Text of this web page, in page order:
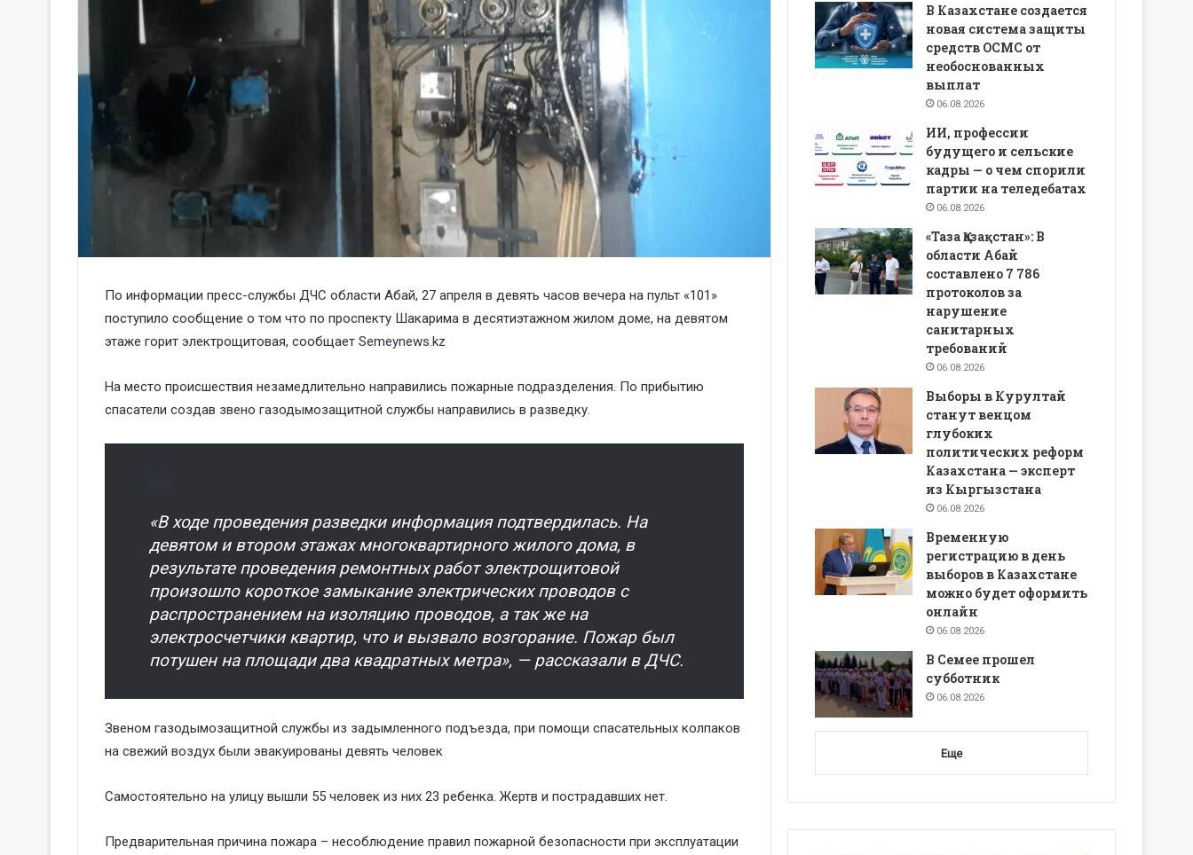
По информации пресс-службы ДЧС области Абай, 27 апреля в девять часов вечера на пульт «101»
поступило сообщение о том что по проспекту Шакарима в десятиэтажном жилом доме, на девятом
этаже горит электрощитовая, сообщает Semeynews.kz
На место происшествия незамедлительно направились пожарные подразделения. По прибытию
спасатели создав звено газодымозащитной службы направились в разведку.
«В ходе проведения разведки информация подтвердилась. На
девятом и втором этажах многоквартирного жилого дома, в
результате проведения ремонтных работ электрощитовой
произошло короткое замыкание электрических проводов с
распространением на изоляцию проводов, а так же на
электросчетчики квартир, что и вызвало возгорание. Пожар был
потушен на площади два квадратных метра», — рассказали в ДЧС.
Звеном газодымозащитной службы из задымленного подъезда, при помощи спасательных колпаков
на свежий воздух были эвакуированы девять человек
Самостоятельно на улицу вышли 55 человек из них 23 ребенка. Жертв и пострадавших нет.
Предварительная причина пожара – несоблюдение правил пожарной безопасности при эксплуатации
В Казахстане создается
новая система защиты
средств ОСМС от
необоснованных
выплат
06.08.2026
ИИ, профессии
будущего и сельские
кадры — о чем спорили
партии на теледебатах
06.08.2026
«Таза Қазақстан»: В
области Абай
составлено 7 786
протоколов за
нарушение
санитарных
требований
06.08.2026
Выборы в Курултай
станут венцом
глубоких
политических реформ
Казахстана — эксперт
из Кыргызстана
06.08.2026
Временную
регистрацию в день
выборов в Казахстане
можно будет оформить
онлайн
06.08.2026
В Семее прошел
субботник
06.08.2026
Еще